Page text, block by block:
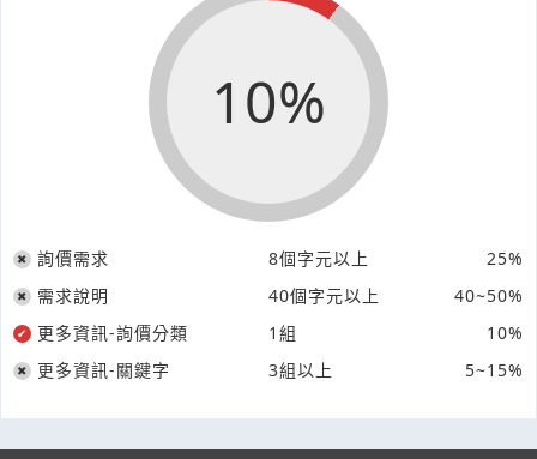
10%
詢價需求 8個字元以上
25%
需求說明
40個字元以上
40~50%
更多資訊-詢價分類
1組
10%
更多資訊-關鍵字
3組以上 5~15%